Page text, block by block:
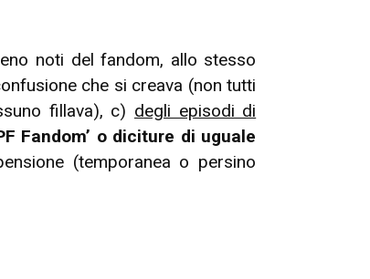
noti del fandom, allo stesso
che si creava (non tutti
fillava), c) degli episodi di
Fandom’ o diciture di uguale
(temporanea o persino